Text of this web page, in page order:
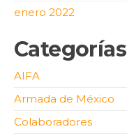
enero 2022
Categorías
AIFA
Armada de México
Colaboradores